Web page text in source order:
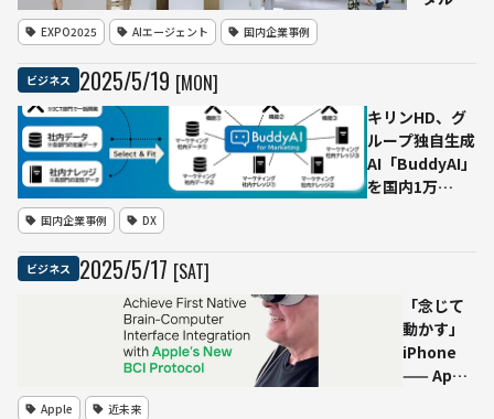
で導入、
エッジAI
のIdeinが
技術支援
EXPO2025 AIエージェント 国内企業事例
ビジネス 2025/5/19 [MON]
キリンHD、グ
ループ独自生成
AI「BuddyAI」
を国内1万
国内企業事例 DX
ビジネス 2025/5/17 [SAT]
「念じて
動かす」
iPhone
—— Apple
Apple 近未来